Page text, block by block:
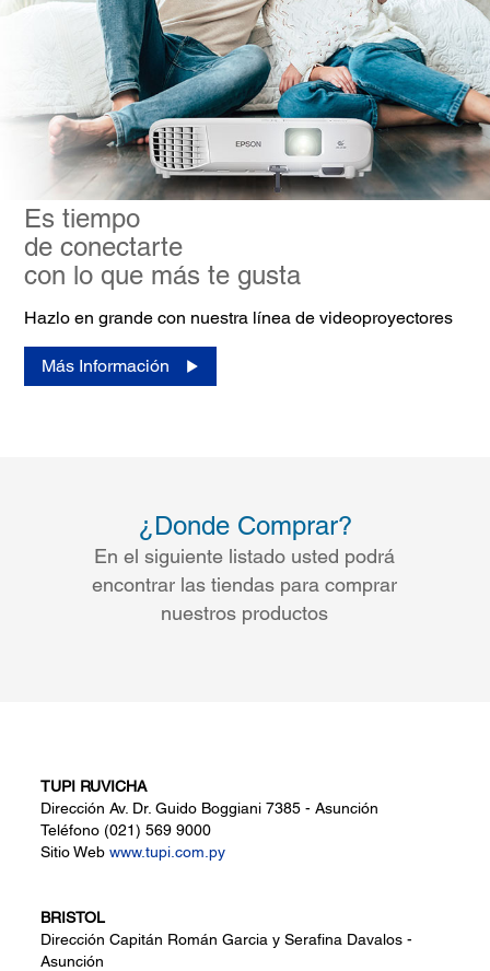
Es tiempo
de conectarte
con lo que más te gusta
Hazlo en grande con nuestra línea de videoproyectores
Más Información
¿Donde Comprar?
En el siguiente listado usted podrá
encontrar las tiendas para comprar
nuestros productos
TUPI RUVICHA
Dirección Av. Dr. Guido Boggiani 7385 - Asunción
Teléfono (021) 569 9000
Sitio Web www.tupi.com.py
BRISTOL
Dirección Capitán Román Garcia y Serafina Davalos -
Asunción